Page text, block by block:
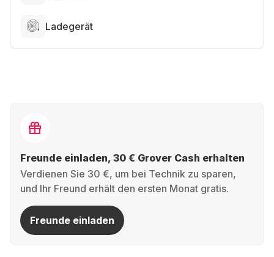
Ladegerät
Freunde einladen, 30 € Grover Cash erhalten
Verdienen Sie 30 €, um bei Technik zu sparen,
und Ihr Freund erhält den ersten Monat gratis.
Freunde einladen